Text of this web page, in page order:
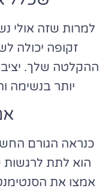
למרות שזה אולי
זקופה יכולה
ההקלטה שלך.
יותר בנשימה
כנראה הגורם
הוא לתת לרגשות
אמצו את